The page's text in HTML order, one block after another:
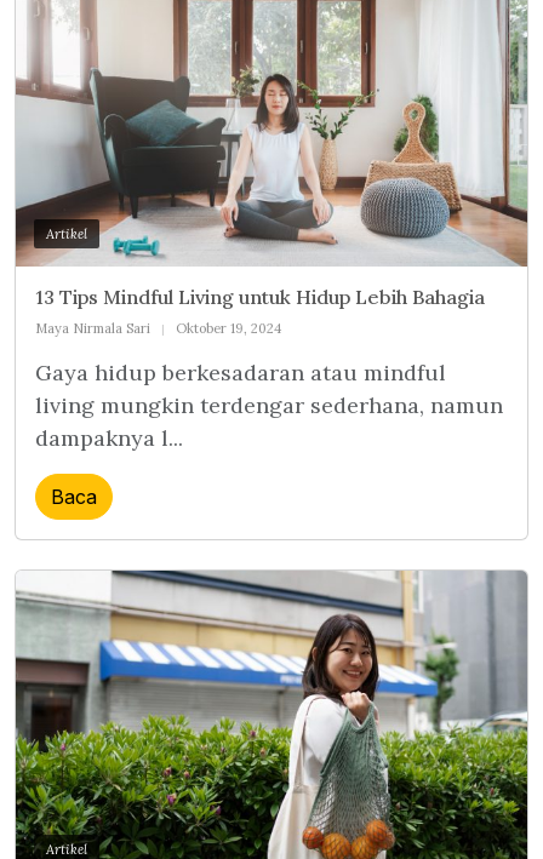
Artikel
13 Tips Mindful Living untuk Hidup Lebih Bahagia
Maya Nirmala Sari Oktober 19, 2024
Gaya hidup berkesadaran atau mindful
living mungkin terdengar sederhana, namun
dampaknya l...
Baca
Artikel